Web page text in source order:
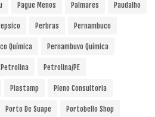
Pague Menos Palmares Paudalho
Perbras Pernambuco
Química Pernambuvo Química
Petrolina Petrolina/PE
Plastamp Pleno Consultoria
Porto De Suape Portobello Shop